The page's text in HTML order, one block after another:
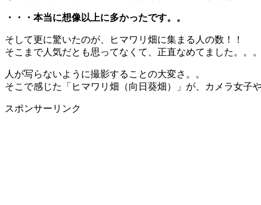
・・・本当に想像以上に多かったです。。
そして更に驚いたのが、ヒマワリ畑に集まる人の数！！
そこまで人気だとも思ってなくて、正直なめてました。。。
人が写らないように撮影することの大変さ。。
そこで感じた「ヒマワリ畑（向日葵畑）」が、カメラ女子
スポンサーリンク